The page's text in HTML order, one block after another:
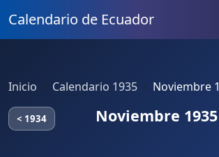
Calendario de Ecuador
Inicio Calendario 1935 Noviembre
< 1934 Noviembre 1935